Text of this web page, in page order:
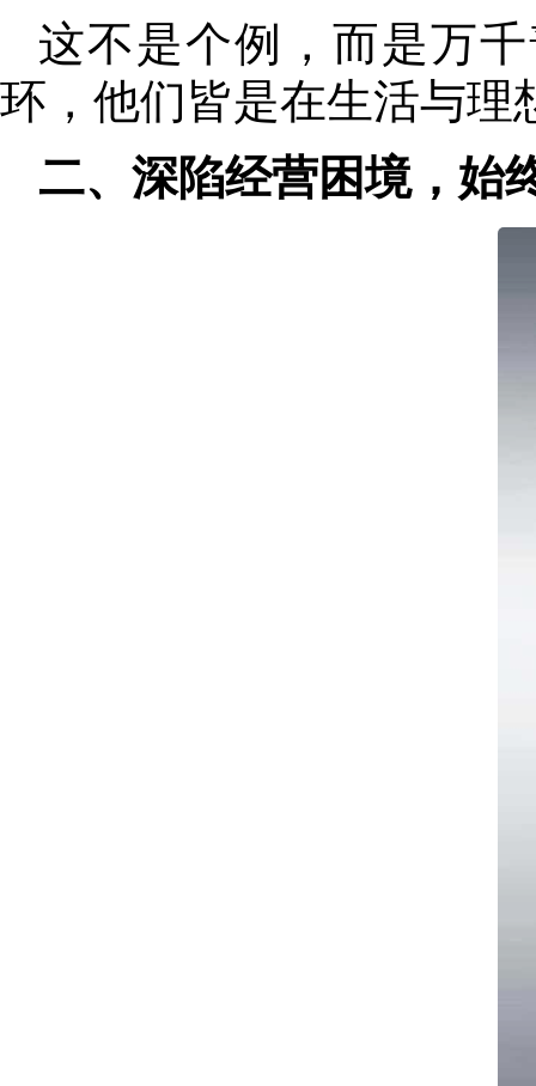
这不是个例
， 而是万
环 ， 他们皆是在生活与理
二、深陷经营困境， 始